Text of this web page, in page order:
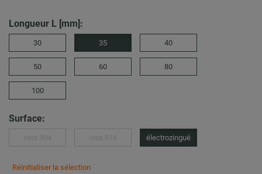
Longueur L [mm]:
30 35 40
50 60 80
100
Surface:
électrozingué
Réinitialiser la sélection